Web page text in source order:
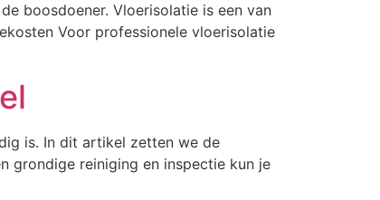
boosdoener. Vloerisolatie is een van
Voor professionele vloerisolatie
is. In dit artikel zetten we de
grondige reiniging en inspectie kun je